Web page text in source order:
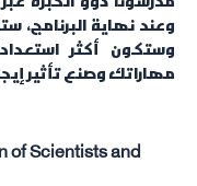
وعند نهاية البرنامج،
وستكون أكثر
مهاراتك وصنع تأثير
of Scientists and